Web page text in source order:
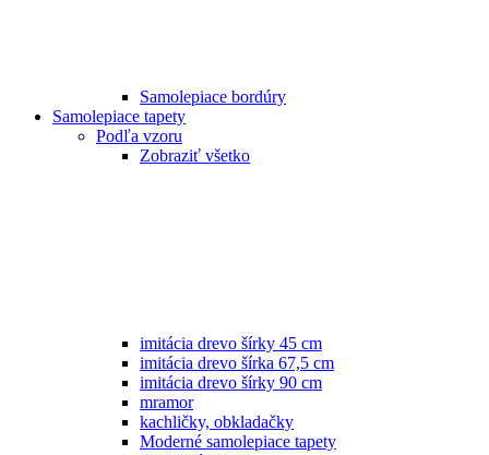
Samolepiace bordúry
Samolepiace tapety
Podľa vzoru
Zobraziť všetko
imitácia drevo šírky 45 cm
imitácia drevo šírka 67,5 cm
imitácia drevo šírky 90 cm
mramor
kachličky, obkladačky
Moderné samolepiace tapety